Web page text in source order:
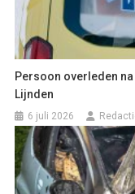
Persoon overleden
Lijnden
6 juli 2026